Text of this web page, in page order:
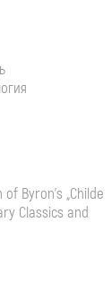
Byron’s „Childe
Classics and